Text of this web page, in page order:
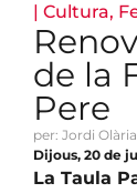
| Cultura,
de la
Pere
per: Jordi
Dijous, 20 de
La Taula